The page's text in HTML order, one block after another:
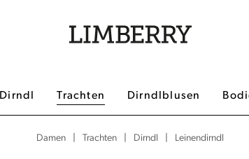
Dirndl Trachten Dirndlblusen
Damen Trachten Dirndl Leinendirndl